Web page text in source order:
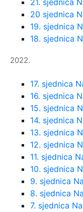
21. sjednica
20 sjednica
19. sjednica
18. sjednica
2022.
17. sjednica
16. sjednica
15. sjednica
14. sjednica
13. sjednica
12. sjednica
11. sjednica
10. sjednica
9. sjednica
8. sjednica
7. sjednica